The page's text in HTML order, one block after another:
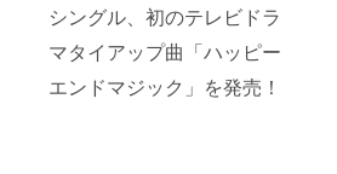
シングル、初のテレビドラ
マタイアップ曲「ハッピー
エンドマジック」を発売！